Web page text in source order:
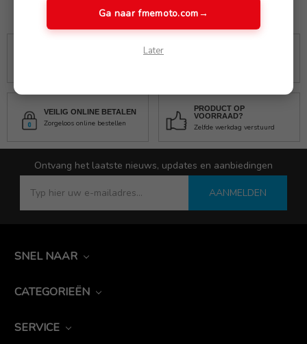
VEILIG ONLINE BETALEN
Zorgeloos online bestellen
PRODUCT OP
VOORRAAD?
Zelfde werkdag verstuurd
Ontvang het laatste nieuws, updates en aanbiedingen
AANMELDEN
SNEL NAAR
CATEGORIEËN
SERVICE
Ga naar fmemoto.com→
Later